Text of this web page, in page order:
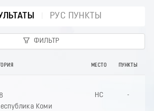
РУС ПУНКТЫ
ФИЛЬТР
МЕСТО ПУНКТЫ
Коми
НС -